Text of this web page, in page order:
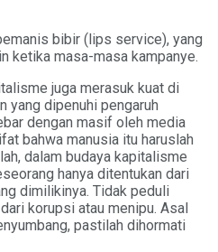
bibir (lips service), yang
ketika masa-masa kampanye.
juga merasuk kuat di
yang dipenuhi pengaruh
dengan masif oleh media
bahwa manusia itu haruslah
dalam budaya kapitalisme
hanya ditentukan dari
dimilikinya. Tidak peduli
korupsi atau menipu. Asal
pastilah dihormati